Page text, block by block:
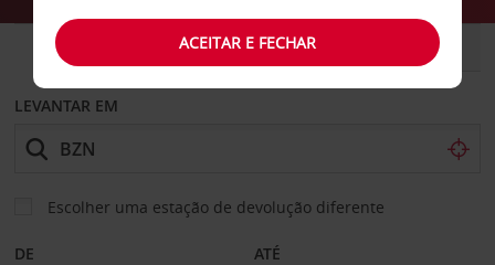
COMERCIAIS
LEVANTAR EM
Escolher uma estação de devolução diferente
DE ATÉ
ACEITAR E FECHAR